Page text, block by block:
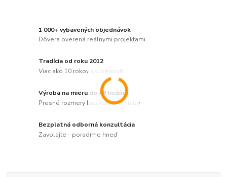
1 000+ vybavených objednávok
Dôvera overená reálnymi projektami
Tradícia od roku 2012
Viac ako 10 rokov skúseností
Výroba na mieru do 48 hodín
Presné rozmery bez kompromisov
Bezplatná odborná konzultácia
Zavolajte - poradíme hneď